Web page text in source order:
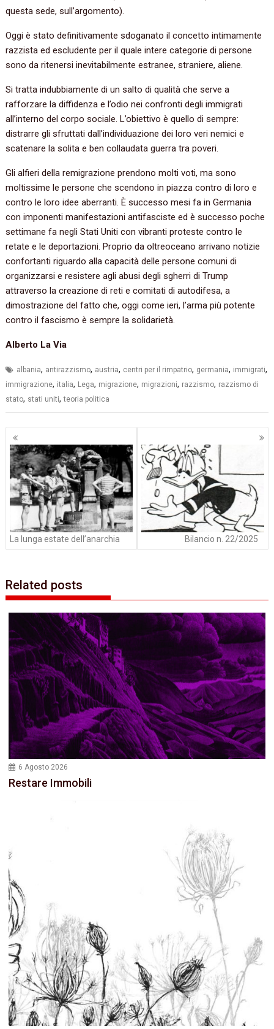
questa sede, sull’argomento).
Oggi è stato definitivamente sdoganato il concetto intimamente
razzista ed escludente per il quale intere categorie di persone
sono da ritenersi inevitabilmente estranee, straniere, aliene.
Si tratta indubbiamente di un salto di qualità che serve a
rafforzare la diffidenza e l’odio nei confronti degli immigrati
all’interno del corpo sociale. L’obiettivo è quello di sempre:
distrarre gli sfruttati dall’individuazione dei loro veri nemici e
scatenare la solita e ben collaudata guerra tra poveri.
Gli alfieri della remigrazione prendono molti voti, ma sono
moltissime le persone che scendono in piazza contro di loro e
contro le loro idee aberranti. È successo mesi fa in Germania
con imponenti manifestazioni antifasciste ed è successo poche
settimane fa negli Stati Uniti con vibranti proteste contro le
retate e le deportazioni. Proprio da oltreoceano arrivano notizie
confortanti riguardo alla capacità delle persone comuni di
organizzarsi e resistere agli abusi degli sgherri di Trump
attraverso la creazione di reti e comitati di autodifesa, a
dimostrazione del fatto che, oggi come ieri, l’arma più potente
contro il fascismo è sempre la solidarietà.
Alberto La Via
albania, antirazzismo, austria, centri per il rimpatrio, germania, immigrati,
immigrazione, italia, Lega, migrazione, migrazioni, razzismo, razzismo di
stato, stati uniti,teoria politica
Navigazione
articoli
La lunga estate dell’anarchia Bilancio n. 22/2025
Related posts
6 Agosto 2026
Restare Immobili